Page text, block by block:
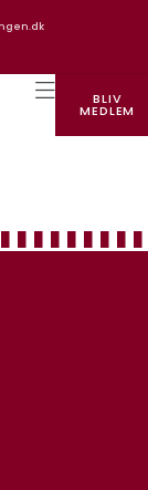
BLIV
MEDLEM